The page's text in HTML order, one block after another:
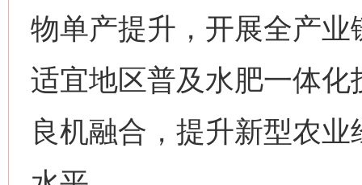
物单产提升，开展全产
适宜地区普及水肥一体
良机融合，提升新型农